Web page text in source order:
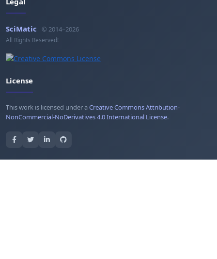
SciMatic © 2014–2026
All Rights Reserved!
License
This work is licensed under aCreative Commons Attribution-
NonCommercial-NoDerivatives 4.0 International License.